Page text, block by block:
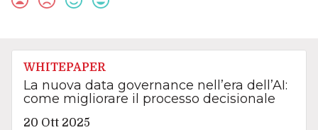
WHITEPAPER
La nuova data governance nell’era dell’AI:
come migliorare il processo decisionale
20 Ott 2025